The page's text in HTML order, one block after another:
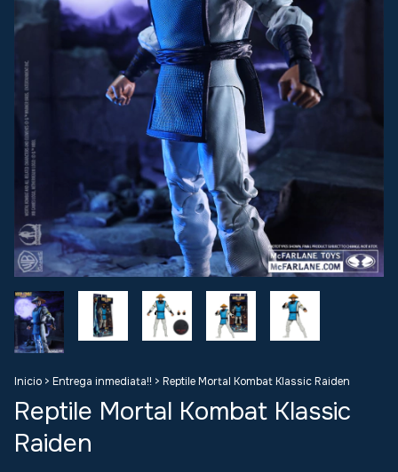
Inicio > Entrega inmediata!! > Reptile Mortal Kombat Klassic Raiden
Reptile Mortal Kombat Klassic
Raiden